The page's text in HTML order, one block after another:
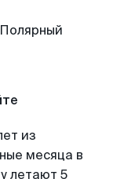
из
месяца в
летают 5